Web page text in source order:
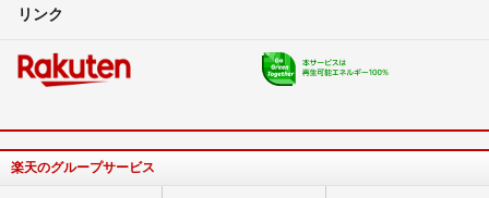
リンク
楽天のグループサービス